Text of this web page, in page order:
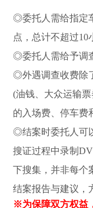
◎委托人需给指定
点，总计不超过10
◎委托人需给予调
◎外遇调查收费除
(油钱、大众运输
的入场费、停车费
◎结案时委托人可
搜证过程中录制
下搜集，并非每个
结案报告与建议，
※为保障双方权益